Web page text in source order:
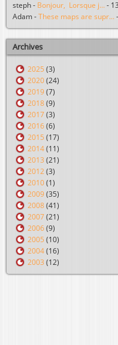
steph - Bonjour, Lorsque j... -
Adam - These maps are supr... -
Archives
2025 (3)
2020 (24)
2019 (7)
2018 (9)
2017 (3)
2016 (6)
2015 (17)
2014 (11)
2013 (21)
2012 (3)
2010 (1)
2009 (35)
2008 (41)
2007 (21)
2006 (9)
2005 (10)
2004 (16)
2003 (12)